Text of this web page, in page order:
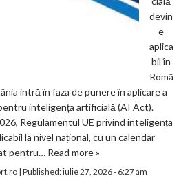
devin
e
aplica
bil în
Româ
intră în faza de punere în aplicare a
inteligența artificială (AI Act).
Regulamentul UE privind inteligența
la nivel național, cu un calendar
pentru… Read more »
| Published:iulie 27, 2026 - 6:27 am